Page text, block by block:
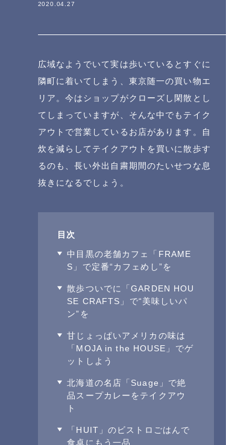
2020.04.27
広域なようでいて実は歩いているとすぐに
隣町に着いてしまう、東京随一の買い物エ
リア。今はショップがクローズし閑散とし
てしまっていますが、そんな中でもテイク
アウトで営業しているお店があります。自
炊を減らしてテイクアウトを買いに散歩す
るのも、長い外出自粛期間のたいせつな息
抜きになるでしょう。
目次
中目黒の老舗カフェ「FRAME
S」で定番“カフェめし”を
散歩ついでに「GARDEN HOU
SE CRAFTS」で“美味しいパ
ン”を
甘じょっぱいアメリカの味は
「MOJA in the HOUSE」でゲ
ットしよう
北海道の名店「Suage」で絶
品スープカレーをテイクアウ
ト
「HUIT」のビストロごはんで
食卓にもう一品